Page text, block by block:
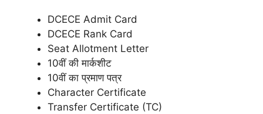
DCECE Admit Card
DCECE Rank Card
Seat Allotment Letter
10वीं की मार्कशीट
10वीं का प्रमाण पत्र
Character Certificate
Transfer Certificate (TC)